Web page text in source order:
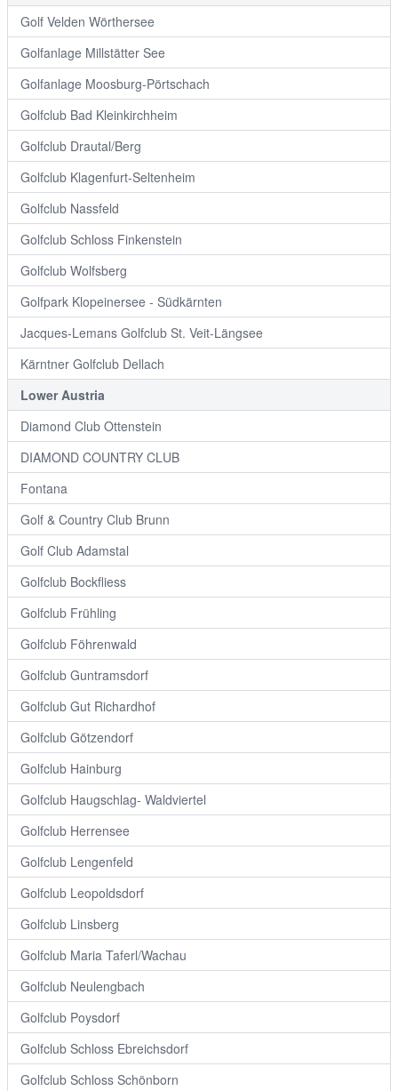
Golf Velden Wörthersee
Golfanlage Millstätter See
Golfanlage Moosburg-Pörtschach
Golfclub Bad Kleinkirchheim
Golfclub Drautal/Berg
Golfclub Klagenfurt-Seltenheim
Golfclub Nassfeld
Golfclub Schloss Finkenstein
Golfclub Wolfsberg
Golfpark Klopeinersee - Südkärnten
Jacques-Lemans Golfclub St. Veit-Längsee
Kärntner Golfclub Dellach
Lower Austria
Diamond Club Ottenstein
DIAMOND COUNTRY CLUB
Fontana
Golf & Country Club Brunn
Golf Club Adamstal
Golfclub Bockfliess
Golfclub Frühling
Golfclub Föhrenwald
Golfclub Guntramsdorf
Golfclub Gut Richardhof
Golfclub Götzendorf
Golfclub Hainburg
Golfclub Haugschlag- Waldviertel
Golfclub Herrensee
Golfclub Lengenfeld
Golfclub Leopoldsdorf
Golfclub Linsberg
Golfclub Maria Taferl/Wachau
Golfclub Neulengbach
Golfclub Poysdorf
Golfclub Schloss Ebreichsdorf
Golfclub Schloss Schönborn